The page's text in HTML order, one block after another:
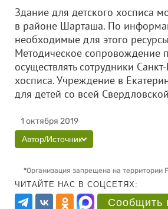
Здание для детского хосписа
в районе Шарташа. По
необходимые для этого
Методическое сопровождение
осуществлять сотрудники
хосписа. Учреждение в
для детей со всей
1 октября 2019
Автор/Источник
*Организация запрещена на территории
ЧИТАЙТЕ НАС В СОЦСЕТЯХ:
Сообщить